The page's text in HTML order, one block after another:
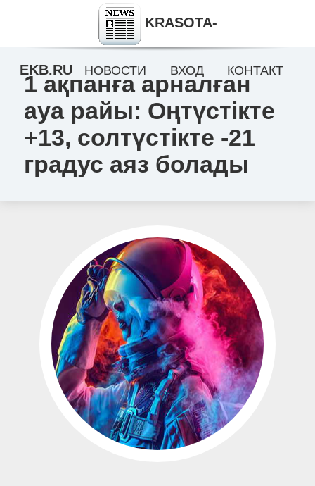
1 ақпанға арналған
ауа райы: Оңтүстікте
+13, солтүстікте -21
градус аяз болады
KRASOTA-
EKB.RU НОВОСТИ ВХОД КОНТАКТ